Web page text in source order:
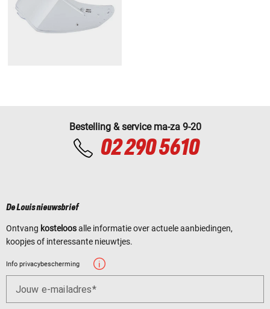
Bestelling & service ma-za 9-20
02 290 5610
De Louis nieuwsbrief
Ontvang kosteloosalle informatie over actuele aanbiedingen,
koopjes of interessante nieuwtjes.
Info privacybescherming
Jouw e-mailadres